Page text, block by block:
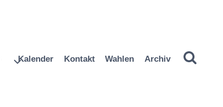
Kalender Kontakt Wahlen Archiv